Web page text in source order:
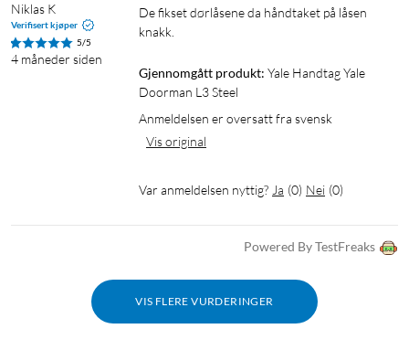
Niklas K
Verifisert kjøper
5/5
4 måneder siden
De fikset dørlåsene da håndtaket på låsen
knakk.
Gjennomgått produkt: Yale Handtag Yale
Doorman L3 Steel
Anmeldelsen er oversatt fra svensk
Vis original
Var anmeldelsen nyttig? Ja (0) Nei (0)
Powered By TestFreaks
VIS FLERE VURDERINGER